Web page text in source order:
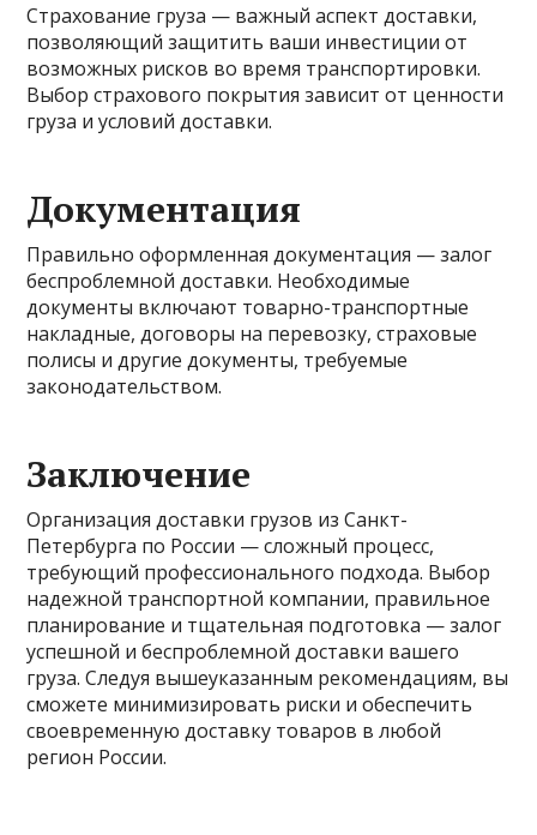
Страхование груза — важный аспект доставки,
позволяющий защитить ваши инвестиции от
возможных рисков во время транспортировки.
Выбор страхового покрытия зависит от ценности
груза и условий доставки.
Документация
Правильно оформленная документация — залог
беспроблемной доставки. Необходимые
документы включают товарно-транспортные
накладные, договоры на перевозку, страховые
полисы и другие документы, требуемые
законодательством.
Заключение
Организация доставки грузов из Санкт-
Петербурга по России — сложный процесс,
требующий профессионального подхода. Выбор
надежной транспортной компании, правильное
планирование и тщательная подготовка — залог
успешной и беспроблемной доставки вашего
груза. Следуя вышеуказанным рекомендациям, вы
сможете минимизировать риски и обеспечить
своевременную доставку товаров в любой
регион России.